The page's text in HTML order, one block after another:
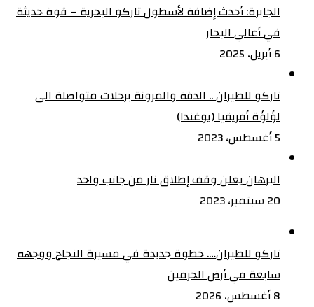
الجابرة: أحدث إضافة لأسطول تاركو البحرية – قوة حديثة
في أعالي البحار
6 أبريل، 2025
تاركو للطيران .. الدقة والمرونة برحلات متواصلة الى
لؤلؤة أفريقيا (يوغندا)
5 أغسطس، 2023
البرهان يعلن وقف إطلاق نار من جانب واحد
20 سبتمبر، 2023
تاركو للطيران…. خطوة جديدة في مسيرة النجاح ووجهه
سابعة في أرض الحرمين
8 أغسطس، 2026